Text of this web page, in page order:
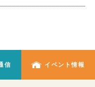
信 イベント情報